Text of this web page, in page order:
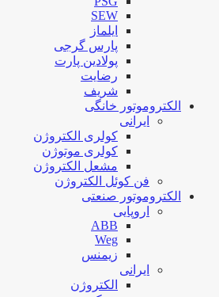
SEW
ایلماز
پارس گرجی
پولادین پارت
رضایت
شریف
الکتروموتور خانگی
ایرانی
کولری الکتروژن
کولری موتوژن
مشعل الکتروژن
فن کوئل الکتروژن
الکتروموتور صنعتی
اروپایی
ABB
Weg
زیمنس
ایرانی
الکتروژن